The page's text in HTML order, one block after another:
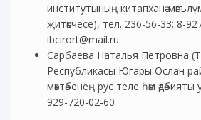
институтының китапханә-
җитәкчесе), тел. 236-56-33; 8-
ibcirort@mail.ru
Сарбаева Наталья Петровна
Республикасы Югары Ослан
мәктәбенең рус теле һәм
929-720-02-60